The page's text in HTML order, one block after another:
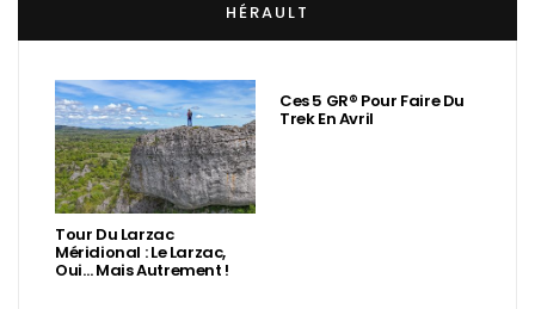
HÉRAULT
Tour Du Larzac
Méridional : Le Larzac,
Oui… Mais Autrement !
Ces 5 GR® Pour Faire Du
Trek En Avril